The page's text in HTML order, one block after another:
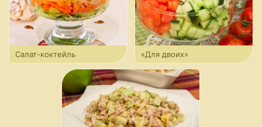
Салат-коктейль
с креветками
«Для двоих»